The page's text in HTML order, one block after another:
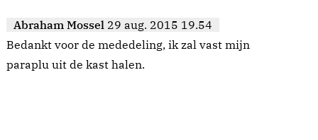
Abraham Mossel 29 aug. 2015 19.54
Bedankt voor de mededeling, ik zal vast mijn
paraplu uit de kast halen.